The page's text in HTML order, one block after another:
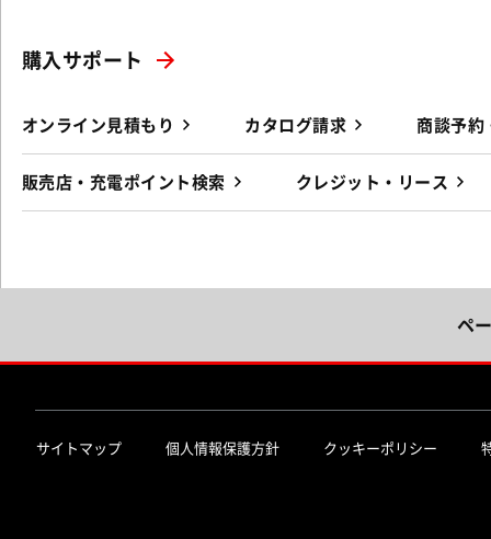
購入サポート
オンライン見積もり カタログ請求 商談予約
販売店・充電ポイント検索 クレジット・リース
ペ
サイトマップ 個人情報保護方針 クッキーポリシー